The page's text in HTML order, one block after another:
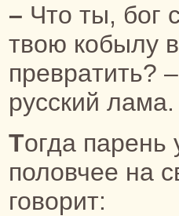
– Что ты, бог с тобой, как и могу
твою кoбылу
превpaтить?
русский лама.
Тогда парень уселся покрепче да
половчее нa
говорит: